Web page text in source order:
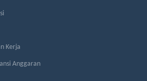
Kerja
Anggaran